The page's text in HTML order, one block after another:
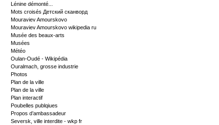
Lénine démonté...
Mots croisés Детский сканворд
Mouraviev Amourskovo
Mouraviev Amourskovo wikipedia ru
Musée des beaux-arts
Musées
Météo
Oulan-Oudé - Wikipédia
Ouralmach, grosse industrie
Photos
Plan de la ville
Plan de la ville
Plan interactif
Poubelles publqiues
Propos d’ambassadeur
Seversk, ville interdite - wkp fr